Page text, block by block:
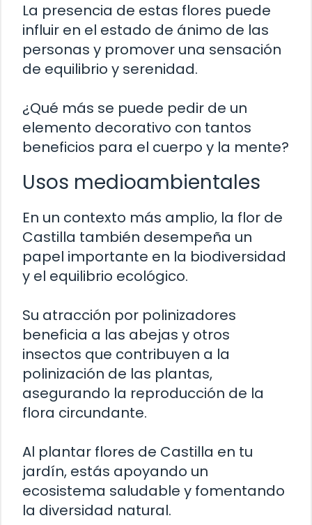
La presencia de estas flores puede
influir en el estado de ánimo de las
personas y promover una sensación
de equilibrio y serenidad.
¿Qué más se puede pedir de un
elemento decorativo con tantos
beneficios para el cuerpo y la mente?
Usos medioambientales
En un contexto más amplio, la flor de
Castilla también desempeña un
papel importante en la biodiversidad
y el equilibrio ecológico.
Su atracción por polinizadores
beneficia a las abejas y otros
insectos que contribuyen a la
polinización de las plantas,
asegurando la reproducción de la
flora circundante.
Al plantar flores de Castilla en tu
jardín, estás apoyando un
ecosistema saludable y fomentando
la diversidad natural.